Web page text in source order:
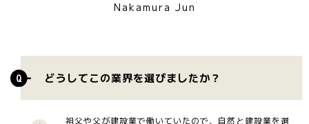
Nakamura Jun
どうしてこの業界を選びましたか？
祖父や父が建設業で働いていたので、自然と建設業を選